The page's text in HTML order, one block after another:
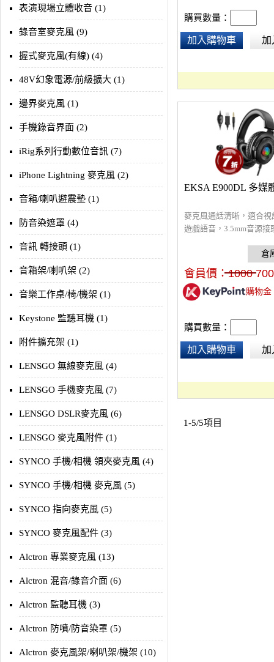
表演現場立體收音 (1)
錄音室麥克風 (9)
握式麥克風(有線) (4)
48V幻象電源/前級擴大 (1)
邊界麥克風 (1)
手機錄音界面 (2)
iRig系列行動數位音訊 (7)
iPhone Lightning 麥克風 (2)
音箱/喇叭避震墊 (1)
防音染遮罩 (4)
音訊 轉接頭 (1)
音箱架/喇叭架 (2)
音樂工作桌/椅/機架 (1)
Keystone 監聽耳機 (1)
附件擴充架 (1)
LENSGO 無線麥克風 (4)
LENSGO 手機麥克風 (7)
LENSGO DSLR麥克風 (6)
LENSGO 麥克風附件 (1)
SYNCO 手機/相機 領夾麥克風 (4)
SYNCO 手機/相機 麥克風 (5)
SYNCO 指向麥克風 (5)
SYNCO 麥克風配件 (3)
Alctron 專業麥克風 (13)
Alctron 混音/錄音介面 (6)
Alctron 監聽耳機 (3)
Alctron 防噴/防音染罩 (5)
Alctron 麥克風架/喇叭架/機架 (10)
購買數量：
加入購物車 加
EKSA E900DL 多媒
麥克風通話清晰，適合視
遊戲語音，3.5mm音源接
密度鈦磁鐵大驅動單體
還原細膩清晰。採用可
皮革耳罩，配戴透氣舒
慧型手機、平板、電腦、
會員價：1000 700
購物金
購買數量：
加入購物車 加
1-5/5項目